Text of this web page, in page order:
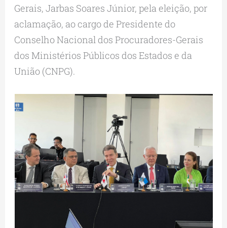
Gerais, Jarbas Soares Júnior, pela eleição, por
aclamação, ao cargo de Presidente do
Conselho Nacional dos Procuradores-Gerais
dos Ministérios Públicos dos Estados e da
União (CNPG).